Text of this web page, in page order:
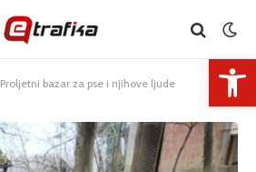
Proljetni bazar za pse i njihove ljude